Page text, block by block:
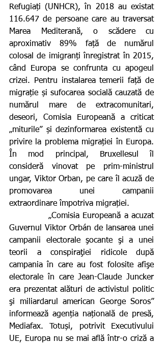
Refugiați (UNHCR), în 2018 au existat
116.647 de persoane care au traversat
Marea Mediterană, o scădere cu
aproximativ 89% față de numărul
colosal de imigranți înregistrat în 2015,
când Europa se confrunta cu apogeul
crizei. Pentru instalarea temerii față de
migrație și sufocarea socială cauzată de
numărul mare de extracomunitari,
deseori, Comisia Europeană a criticat
„miturile” și dezinformarea existentă cu
privire la problema migrației în Europa.
În mod principal, Bruxellesul îl
consideră vinovat pe prim-ministrul
ungar, Viktor Orban, pe care îl acuză de
promovarea unei campanii
extraordinare împotriva migrației.
Guvernul Viktor Orbán de lansarea unei
campanii electorale şocante şi a unei
teorii a conspiraţiei ridicole după
campania în care au fost folosite afişe
electorale în care Jean-Claude Juncker
era prezentat alături de activistul politic
şi miliardarul american George Soros”
informează agenția națională de presă,
Mediafax. Totuși, potrivit Executivului
UE, Europa nu se mai află într-o criză a